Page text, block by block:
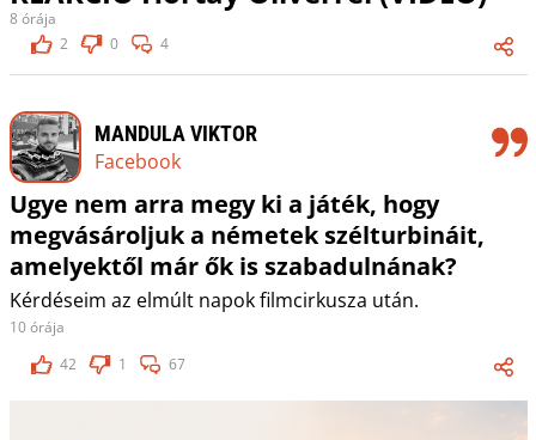
8 órája
2
0 4
MANDULA VIKTOR
Facebook
Ugye nem arra megy ki a játék, hogy
megvásároljuk a németek szélturbináit,
amelyektől már ők is szabadulnának?
Kérdéseim az elmúlt napok filmcirkusza után.
10 órája
42
1 67